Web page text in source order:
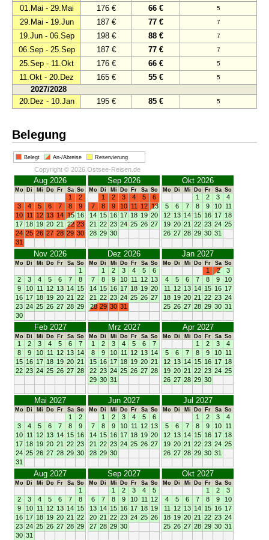
01.Mai - 29.Mai 176 € 66 € 5
29.Mai - 19.Jun 187 € 77 € 7
19.Jun - 06.Sep 198 € 88 € 7
06.Sep - 25.Sep 187 € 77 € 7
25.Sep - 11.Okt 176 € 66 € 5
11.Okt - 20.Dez 165 € 55 € 5
2027/2028
20.Dez - 10.Jan
195 € 85 € 5
Belegung
Belegt An-/Abreise Reservierung
Copyright © 2026 Ostsee-Reisen.de
Aug 2026
Mo Di Mi Do Fr Sa So
1
2
3
4 5 6 7 8
9
10 11 12 13 14 15 16
17 18 19 20 21 22 23
24 25 26 27 28 29 30
31
Sep 2026
Mo Di Mi Do Fr Sa So
1 2 3 4 5
6
7
8 9 10 11 12 13
14 15 16 17 18 19 20
21 22 23 24 25 26 27
28 29 30
Okt 2026
Mo Di Mi Do Fr Sa So
1 2 3
4
5
6 7 8 9 10 11
12 13 14 15 16 17 18
19 20 21 22 23 24 25
26 27 28 29 30 31
Nov 2026
Mo Di Mi Do Fr Sa So
1
2
3 4 5 6 7
8
9
10 11 12 13 14 15
16 17 18 19 20 21 22
23 24 25 26 27 28 29
30
Dez 2026
Mo Di Mi Do Fr Sa So
1 2 3 4 5
6
7
8 9 10 11 12 13
14 15 16 17 18 19 20
21 22 23 24 25 26 27
28 29 30 31
Jan 2027
Mo Di Mi Do Fr Sa So
1 2
3
4
5 6 7 8 9
10
11 12 13 14 15 16 17
18 19 20 21 22 23 24
25 26 27 28 29 30 31
Feb 2027
Mo Di Mi Do Fr Sa So
1 2 3 4 5 6
7
8
9 10 11 12 13 14
15 16 17 18 19 20 21
22 23 24 25 26 27 28
Mrz 2027
Mo Di Mi Do Fr Sa So
1 2 3 4 5 6
7
8
9 10 11 12 13 14
15 16 17 18 19 20 21
22 23 24 25 26 27 28
29 30 31
Apr 2027
Mo Di Mi Do Fr Sa So
1 2 3
4
5
6 7 8 9 10 11
12 13 14 15 16 17 18
19 20 21 22 23 24 25
26 27 28 29 30
Mai 2027
Mo Di Mi Do Fr Sa So
1
2
3
4 5 6 7 8
9
10 11 12 13 14 15 16
17 18 19 20 21 22 23
24 25 26 27 28 29 30
31
Jun 2027
Mo Di Mi Do Fr Sa So
1 2 3 4 5
6
7
8 9 10 11 12 13
14 15 16 17 18 19 20
21 22 23 24 25 26 27
28 29 30
Jul 2027
Mo Di Mi Do Fr Sa So
1 2 3
4
5
6 7 8 9 10 11
12 13 14 15 16 17 18
19 20 21 22 23 24 25
26 27 28 29 30 31
Aug 2027
Mo Di Mi Do Fr Sa So
1
2
3 4 5 6 7
8
9
10 11 12 13 14 15
16 17 18 19 20 21 22
23 24 25 26 27 28 29
30 31
Sep 2027
Mo Di Mi Do Fr Sa So
1 2 3 4
5
6
7 8 9 10 11 12
13 14 15 16 17 18 19
20 21 22 23 24 25 26
27 28 29 30
Okt 2027
Mo Di Mi Do Fr Sa So
1 2
3
4
5 6 7 8 9
10
11 12 13 14 15 16 17
18 19 20 21 22 23 24
25 26 27 28 29 30 31